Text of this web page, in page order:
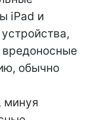
iPad и
вредоносные
обычно
минуя